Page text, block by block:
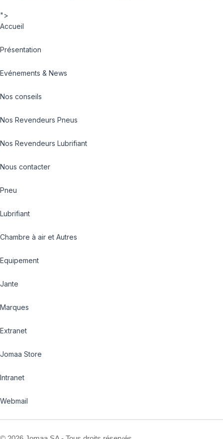
">
Accueil
Présentation
Evénements & News
Nos conseils
Nos Revendeurs Pneus
Nos Revendeurs Lubrifiant
Nous contacter
Pneu
Lubrifiant
Chambre à air et Autres
Equipement
Jante
Marques
Extranet
Jomaa Store
Intranet
Webmail